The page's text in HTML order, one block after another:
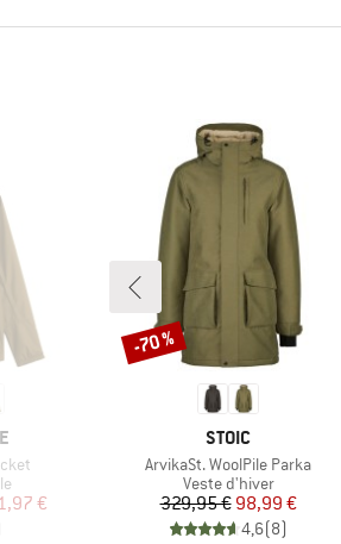
€
MARQUE
STOIC
Article
ArvikaSt. WoolPile Parka
Product group
Veste d'hiver
Prix
329,95 €Prix réduit
98,99 €
4,6(8)
Remise
-70 %